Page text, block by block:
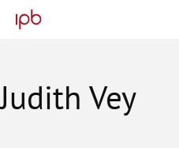
Inhalt
Judith Vey